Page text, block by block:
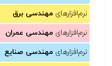
نرم‌افزارهای مهندسی برق
نرم‌افزارهای مهندسی عمران
نرم‌افزارهای مهندسی صنایع